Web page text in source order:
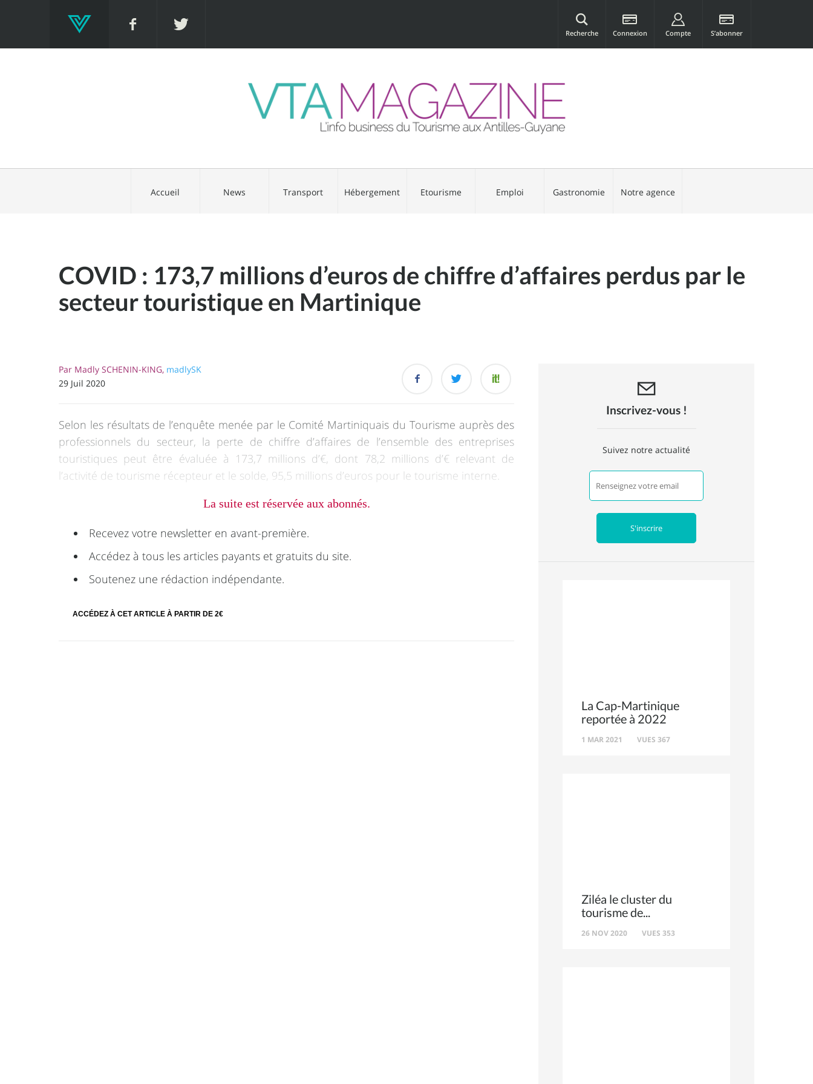
Recherche Connexion Compte S’abonner
Accueil News Transport Hébergement Etourisme Emploi Gastronomie Notre agence
COVID : 173,7 millions d’euros de chiffre d’affaires perdus par le
secteur touristique en Martinique
Par Madly SCHENIN-KING, madlySK
29 Juil 2020
Selon les résultats de l’enquête menée par le Comité Martiniquais du Tourisme auprès des
professionnels du secteur, la perte de chiffre d’affaires de l’ensemble des entreprises
touristiques peut être évaluée à 173,7 millions d’€, dont 78,2 millions d’€ relevant de
l’activité de tourisme récepteur et le solde, 95,5 millions d’euros pour le tourisme interne.
La suite est réservée aux abonnés.
Recevez votre newsletter en avant-première.
Accédez à tous les articles payants et gratuits du site.
Soutenez une rédaction indépendante.
ACCÉDEZ À CET ARTICLE À PARTIR DE 2€
Inscrivez-vous !
Suivez notre actualité
La Cap-Martinique
reportée à 2022
1 MAR 2021 VUES 367
Ziléa le cluster du
tourisme de
26 NOV 2020 VUES 353